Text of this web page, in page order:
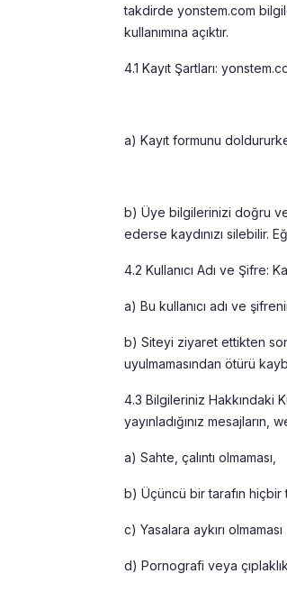
takdirde yonstem.com
kullanımına açıktır.
4.1 Kayıt Şartları:
a) Kayıt formunu
b) Üye bilgilerinizi doğru
ederse kaydınızı silebilir.
4.2 Kullanıcı Adı ve Şifre:
a) Bu kullanıcı adı ve
b) Siteyi ziyaret ettikten
uyulmamasından ötürü
4.3 Bilgileriniz Hakkındaki
yayınladığınız
a) Sahte, çalıntı olmaması,
b) Üçüncü bir tarafın hiçbir
c) Yasalara aykırı
d) Pornografi veya